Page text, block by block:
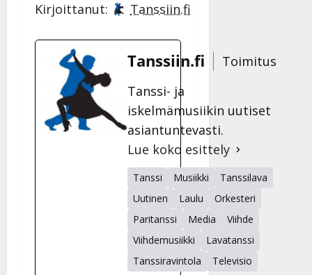
Kirjoittanut: Tanssiin.fi
Tanssiin.fi
Toimitus
Tanssi- ja
iskelmämusiikin uutiset
asiantuntevasti.
Lue koko esittely
Tanssi Musiikki
Tanssilava
Uutinen
Laulu
Orkesteri
Paritanssi
Media
Viihde
Viihdemusiikki
Lavatanssi
Tanssiravintola
Televisio